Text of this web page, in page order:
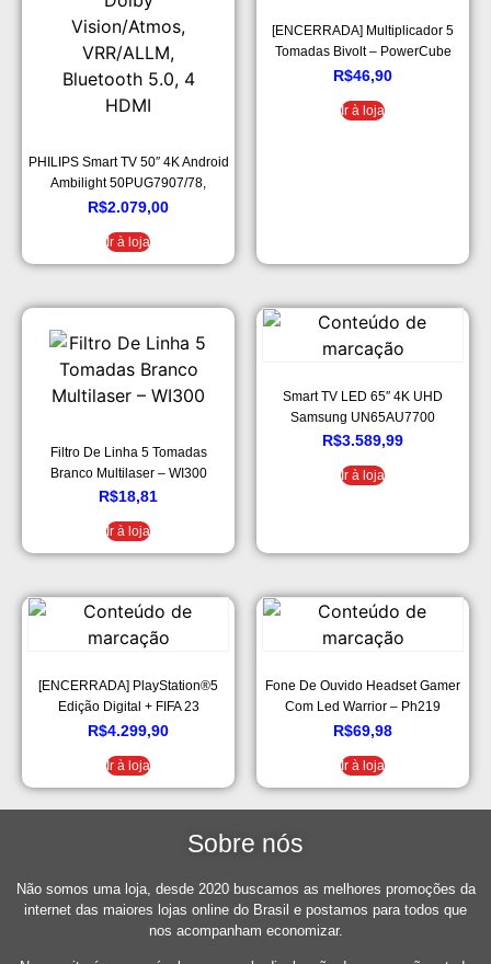
PHILIPS Smart TV 50″ 4K Android
Ambilight 50PUG7907/78,
Google Assistant, Comando de
VRR/ALLM, Bluetooth 5.0, 4
HDMI
R$2.079,00
Ir à loja
[ENCERRADA] Multiplicador 5
Tomadas Bivolt – PowerCube
ELG – PWC-R5, Verde e Branco
R$46,90
Ir à loja
Filtro De Linha 5 Tomadas
Branco Multilaser – WI300
R$18,81
Ir à loja
Smart TV LED 65″ 4K UHD
Samsung UN65AU7700
R$3.589,99
Ir à loja
[ENCERRADA] PlayStation®5
Edição Digital + FIFA 23
R$4.299,90
Ir à loja
Fone De Ouvido Headset Gamer
Com Led Warrior – Ph219
R$69,98
Ir à loja
Sobre nós
Não somos uma loja, desde 2020 buscamos as melhores promoções da
internet das maiores lojas online do Brasil e postamos para todos que
nos acompanham economizar.